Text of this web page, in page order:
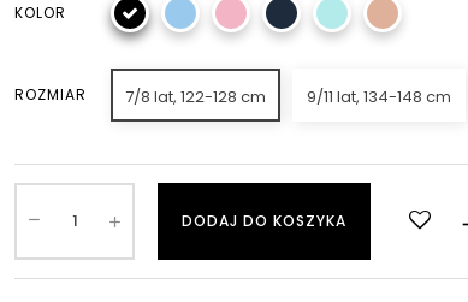
KOLOR
ROZMIAR 7/8 lat, 122-128 cm 9/11 lat, 134-148 cm
DODAJ DO KOSZYKA